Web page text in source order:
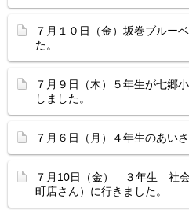
７月１０日（金）坂巻ブルー
た。
７月９日（木）５年生が七郷
しました。
７月６日（月）４年生のあい
７月10日（金） ３年生 社
町店さん）に行きました。